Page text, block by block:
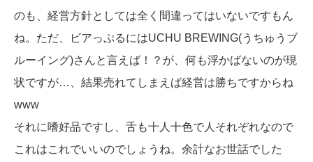
のも、経営方針としては全く間違ってはいないですもん
ね。ただ、ビアっぷるにはUCHU BREWING(うちゅうブ
ルーイング)さんと言えば！？が、何も浮かばないのが現
状ですが…、結果売れてしまえば経営は勝ちですからね
www
それに嗜好品ですし、舌も十人十色で人それぞれなので
これはこれでいいのでしょうね。余計なお世話でした